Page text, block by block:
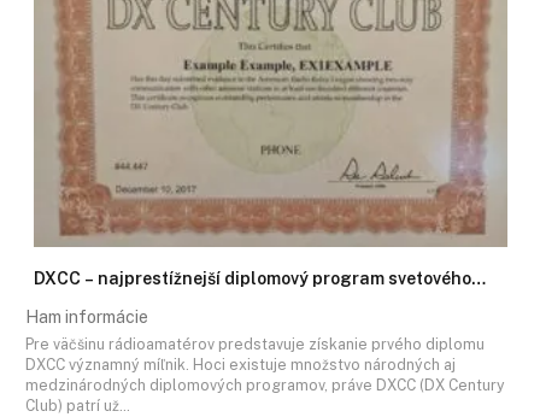
DXCC – najprestížnejší diplomový program svetového…
Ham informácie
Pre väčšinu rádioamatérov predstavuje získanie prvého diplomu
DXCC významný míľnik. Hoci existuje množstvo národných aj
medzinárodných diplomových programov, práve DXCC (DX Century
Club) patrí už…